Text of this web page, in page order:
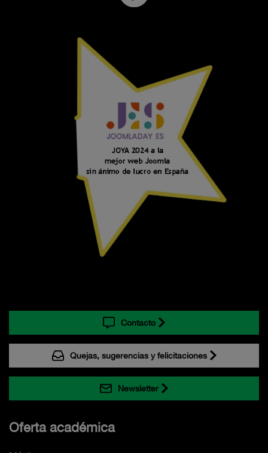
Contacto
Quejas, sugerencias y felicitaciones
Newsletter
Oferta académica